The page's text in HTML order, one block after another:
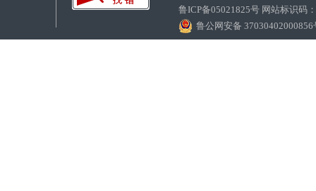
鲁ICP备05021825号 网站标识码
鲁公网安备 37030402000856